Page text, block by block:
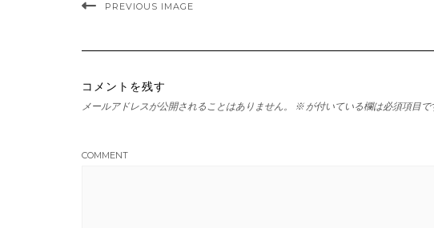
PREVIOUS IMAGE
コメントを残す
メールアドレスが公開されることはありません。 ※ が付いている欄は必須項目で
COMMENT